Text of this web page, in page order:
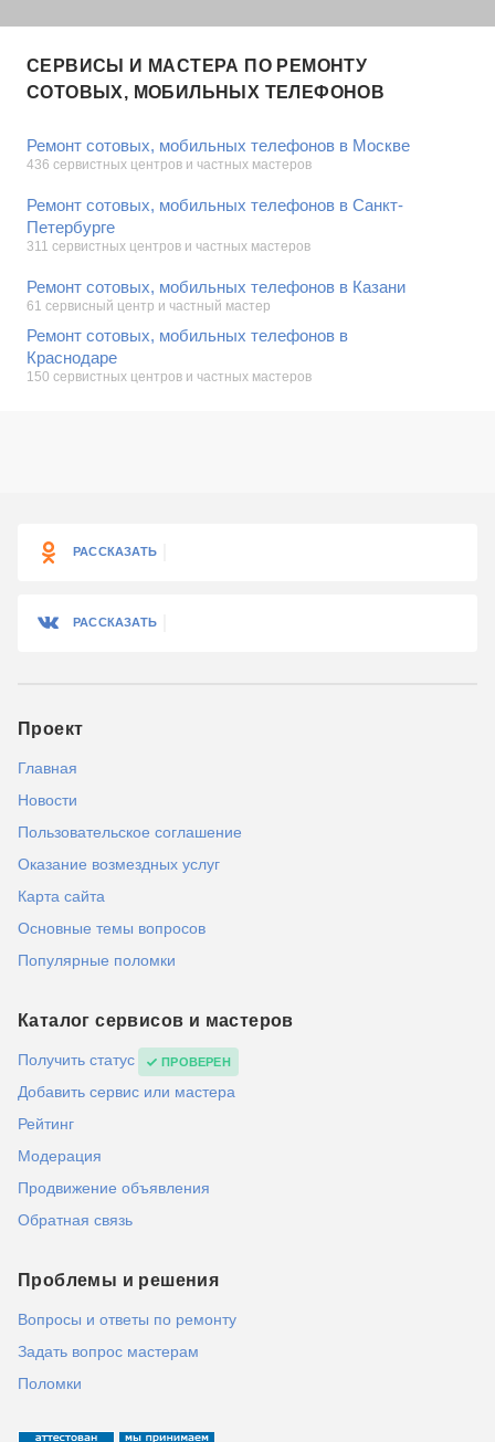
СЕРВИСЫ И МАСТЕРА ПО РЕМОНТУ
СОТОВЫХ, МОБИЛЬНЫХ ТЕЛЕФОНОВ
Ремонт сотовых, мобильных телефонов в Москве
436 сервистных центров и частных мастеров
Ремонт сотовых, мобильных телефонов в Санкт-
Петербурге
311 сервистных центров и частных мастеров
Ремонт сотовых, мобильных телефонов в Казани
61 сервисный центр и частный мастер
Ремонт сотовых, мобильных телефонов в
Краснодаре
150 сервистных центров и частных мастеров
РАССКАЗАТЬ
РАССКАЗАТЬ
Проект
Главная
Новости
Пользовательское соглашение
Оказание возмездных услуг
Карта сайта
Основные темы вопросов
Популярные поломки
Каталог сервисов и мастеров
Получить статус ПРОВЕРЕН
Добавить сервис или мастера
Рейтинг
Модерация
Продвижение объявления
Обратная связь
Проблемы и решения
Вопросы и ответы по ремонту
Задать вопрос мастерам
Поломки